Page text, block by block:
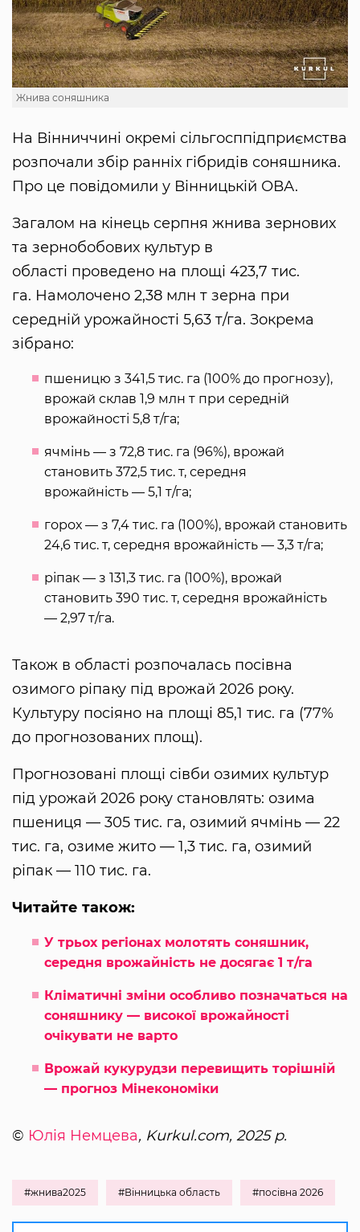
Жнива соняшника
На Вінниччині окремі сільгосппідприємства
розпочали збір ранніх гібридів соняшника.
Про це повідомили у Вінницькій ОВА.
Загалом на кінець серпня жнива зернових
та зернобобових культур в
області проведено на площі 423,7 тис.
га. Намолочено 2,38 млн т зерна при
середній урожайності 5,63 т/га. Зокрема
зібрано:
пшеницю з 341,5 тис. га (100% до прогнозу),
врожай склав 1,9 млн т при середній
врожайності 5,8 т/га;
ячмінь — з 72,8 тис. га (96%), врожай
становить 372,5 тис. т, середня
врожайність — 5,1 т/га;
горох — з 7,4 тис. га (100%), врожай становить
24,6 тис. т, середня врожайність — 3,3 т/га;
ріпак — з 131,3 тис. га (100%), врожай
становить 390 тис. т, середня врожайність
— 2,97 т/га.
Також в області розпочалась посівна
озимого ріпаку під врожай 2026 року.
Культуру посіяно на площі 85,1 тис. га (77%
до прогнозованих площ).
Прогнозовані площі сівби озимих культур
під урожай 2026 року становлять: озима
пшениця — 305 тис. га, озимий ячмінь — 22
тис. га, озиме жито — 1,3 тис. га, озимий
ріпак — 110 тис. га.
Читайте також:
У трьох регіонах молотять соняшник,
середня врожайність не досягає 1 т/га
Кліматичні зміни особливо позначаться на
соняшнику — високої врожайності
очікувати не варто
Врожай кукурудзи перевищить торішній
— прогноз Мінекономіки
© Юлія Немцева, Kurkul.com, 2025 р.
#жнива2025 #Вінницька область #посівна 2026